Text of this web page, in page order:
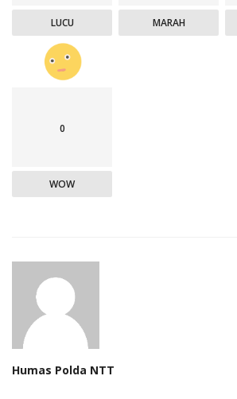
LUCU MARAH
0
WOW
Humas Polda NTT